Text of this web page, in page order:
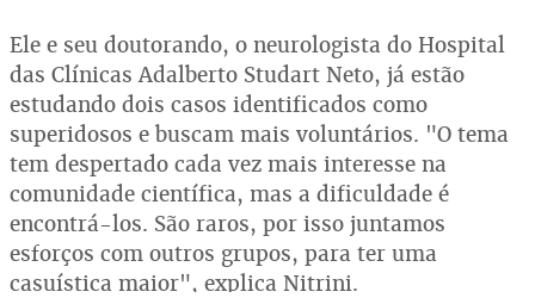
Ele e seu doutorando, o neurologista do Hospital
das Clínicas Adalberto Studart Neto, já estão
estudando dois casos identificados como
superidosos e buscam mais voluntários. "O tema
tem despertado cada vez mais interesse na
comunidade científica, mas a dificuldade é
encontrá-los. São raros, por isso juntamos
esforços com outros grupos, para ter uma
casuística maior", explica Nitrini.